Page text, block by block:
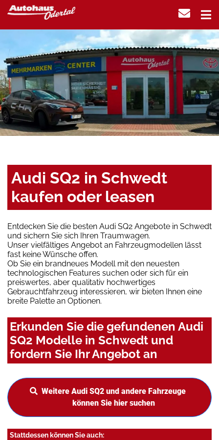
Audi SQ2 in Schwedt
kaufen oder leasen
Entdecken Sie die besten Audi SQ2 Angebote in Schwedt
und sichern Sie sich Ihren Traumwagen.
Unser vielfältiges Angebot an Fahrzeugmodellen lässt
fast keine Wünsche offen.
Ob Sie ein brandneues Modell mit den neuesten
technologischen Features suchen oder sich für ein
preiswertes, aber qualitativ hochwertiges
Gebrauchtfahrzeug interessieren, wir bieten Ihnen eine
breite Palette an Optionen.
Erkunden Sie die gefundenen Audi
SQ2 Modelle in Schwedt und
fordern Sie Ihr Angebot an
Weitere Audi SQ2 und andere Fahrzeuge
können Sie hier suchen
Stattdessen können Sie auch: